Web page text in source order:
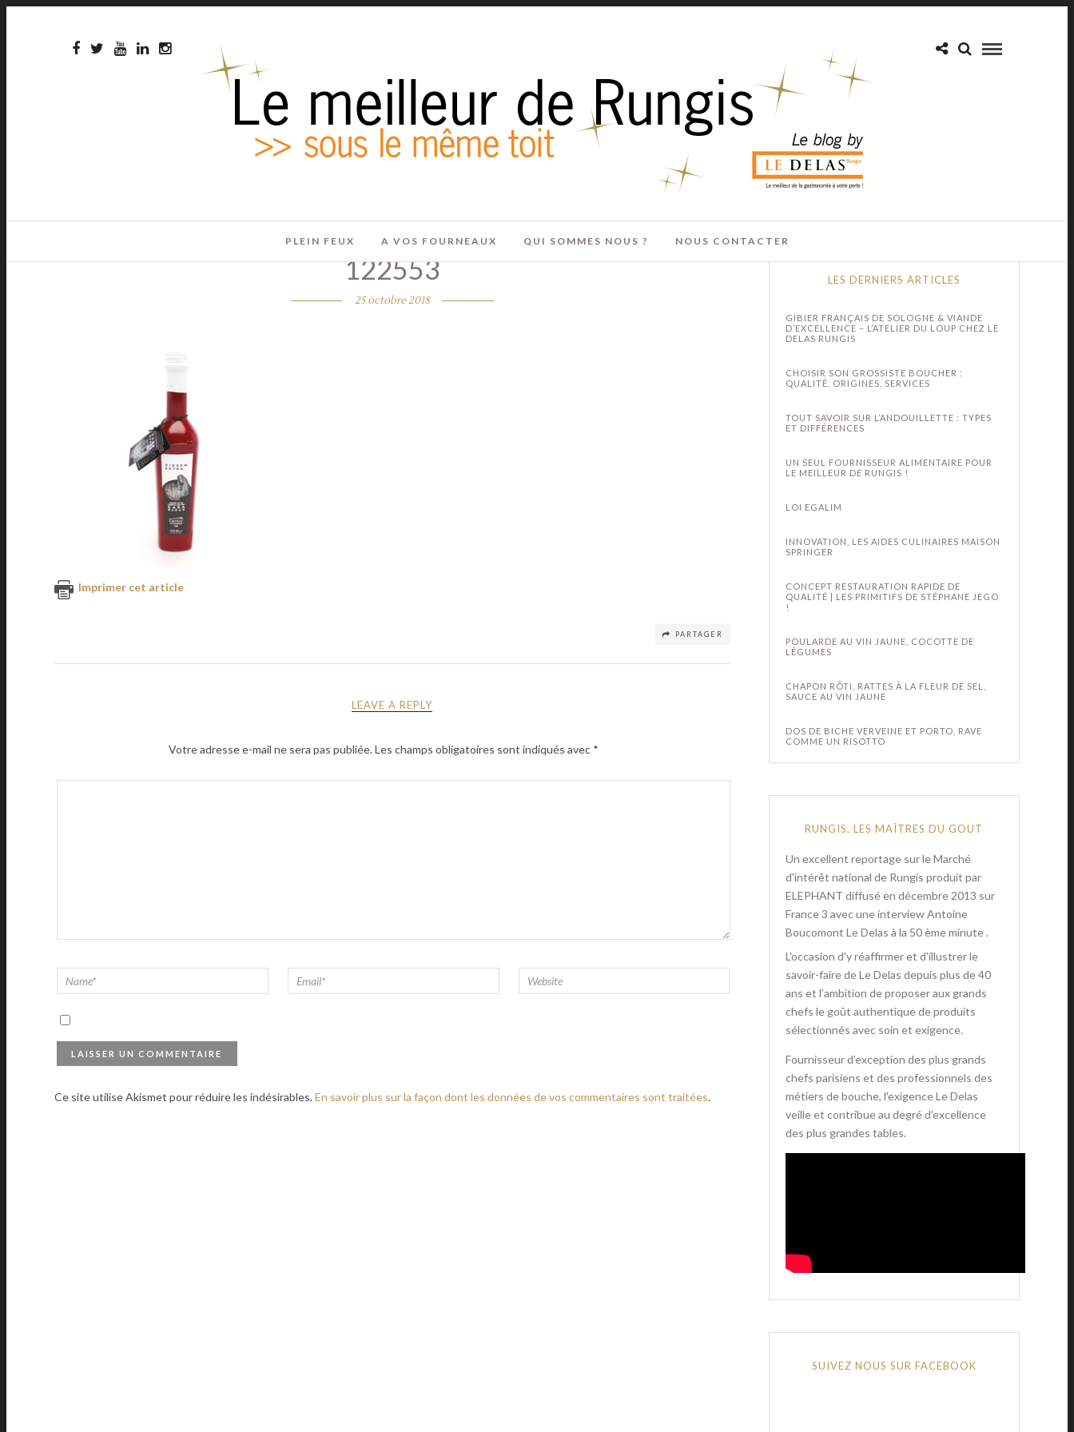
PLEIN FEUX A VOS FOURNEAUX QUI SOMMES NOUS ? NOUS CONTACTER
122553
25 octobre 2018
Imprimer cet article
PARTAGER
LEAVE A REPLY
Votre adresse e-mail ne sera pas publiée.Les champs obligatoires sont indiqués avec *
Ce site utilise Akismet pour réduire les indésirables.En savoir plus sur la façon dont les données de vos commentaires sont traitées.
LES DERNIERS ARTICLES
GIBIER FRANÇAIS DE SOLOGNE & VIANDE
D’EXCELLENCE – L’ATELIER DU LOUP CHEZ LE
DELAS RUNGIS
CHOISIR SON GROSSISTE BOUCHER :
QUALITÉ, ORIGINES, SERVICES
TOUT SAVOIR SUR L’ANDOUILLETTE : TYPES
ET DIFFÉRENCES
UN SEUL FOURNISSEUR ALIMENTAIRE POUR
LE MEILLEUR DE RUNGIS !
LOI EGALIM
INNOVATION, LES AIDES CULINAIRES MAISON
SPRINGER
CONCEPT RESTAURATION RAPIDE DE
QUALITÉ | LES PRIMITIFS DE STÉPHANE JEGO
!
POULARDE AU VIN JAUNE, COCOTTE DE
LÉGUMES
CHAPON RÔTI, RATTES À LA FLEUR DE SEL,
SAUCE AU VIN JAUNE
DOS DE BICHE VERVEINE ET PORTO, RAVE
COMME UN RISOTTO
RUNGIS, LES MAÎTRES DU GOUT
Un excellent reportage sur le Marché
d'intérêt national de Rungis produit par
ELEPHANT diffusé en décembre 2013 sur
France 3 avec une interview Antoine
Boucomont Le Delas à la 50 ème minute .
L'occasion d'y réaffirmer et d'illustrer le
savoir-faire de Le Delas depuis plus de 40
ans et l’ambition de proposer aux grands
chefs le goût authentique de produits
sélectionnés avec soin et exigence.
Fournisseur d’exception des plus grands
chefs parisiens et des professionnels des
métiers de bouche, l'exigence Le Delas
veille et contribue au degré d’excellence
des plus grandes tables.
SUIVEZ NOUS SUR FACEBOOK